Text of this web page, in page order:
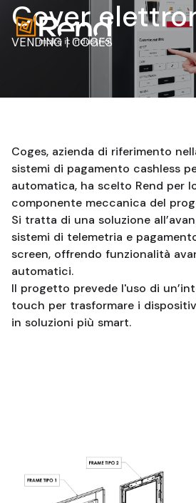
Cover
VENDING | COGES
Coges, azienda di riferimento
sistemi di pagamento cashless
automatica, ha scelto Rend per
componente meccanica del
Si tratta di una soluzione
sistemi di telemetria e
screen, offrendo funzionalità
automatici.
Il progetto prevede l'uso di
touch per trasformare i
in soluzioni più smart.